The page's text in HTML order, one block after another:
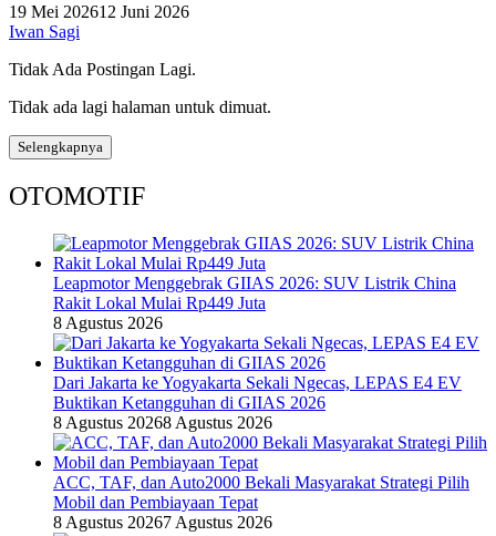
19 Mei 202612 Juni 2026
Iwan Sagi
Tidak Ada Postingan Lagi.
Tidak ada lagi halaman untuk dimuat.
Selengkapnya
OTOMOTIF
Leapmotor Menggebrak GIIAS 2026: SUV Listrik China
Rakit Lokal Mulai Rp449 Juta
8 Agustus 2026
Dari Jakarta ke Yogyakarta Sekali Ngecas, LEPAS E4 EV
Buktikan Ketangguhan di GIIAS 2026
8 Agustus 20268 Agustus 2026
ACC, TAF, dan Auto2000 Bekali Masyarakat Strategi Pilih
Mobil dan Pembiayaan Tepat
8 Agustus 20267 Agustus 2026